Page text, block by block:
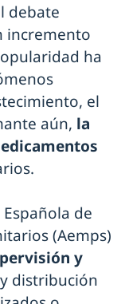
debate
incremento
ha
el
aún, la
de
(Aemps)
y
distribución